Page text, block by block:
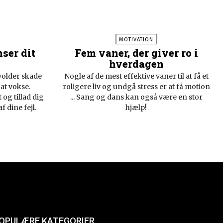
dit
skade
vokse.
og tillad dig
dine fejl.
MOTIVATION
Fem vaner, der giver ro i
hverdagen
Nogle af de mest effektive vaner til at få et
roligere liv og undgå stress er at få motion
... Sang og dans kan også være en stor
hjælp!
KATEGORIER